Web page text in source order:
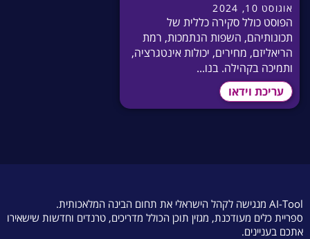
אוגוסט 10, 2024
הפוסט כולל סקירה כללית של
תכונותיהם, השפות הנתמכות, רמת
הריאליזם, מחירים, יכולות אינטגרציה,
ותמיכה בקהילה. בנו...
עריכת וידאו
AI-Tool מנגישה לקהל הישראלי את תחום הבינה המלאכותית.
ספריית כלים מעודכנת, מגזין תוכן הכולל מדריכים, טרנדים וחדשות שישאירו
אתכם בעניינים.